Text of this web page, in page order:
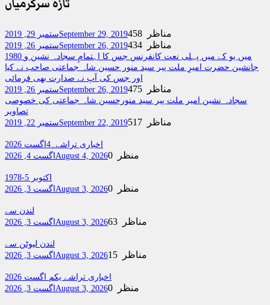
تازہ سرگرمیاں
ستمبر 29, 2019September 29, 2019 458 مناظر
ستمبر 26, 2019September 26, 2019 434 مناظر
1980 میں یو کے میں پہلی نعت کانفرنس جس کا اہتمامِ سجادہ نشین و
جانشین حضرت امیرِ ملت پیر سید منور حسین شاہ جماعتی صاحب نے کیا
اور جس کی آپ نے صدارت بھی فرمائی
ستمبر 26, 2019September 26, 2019 475 مناظر
سجادہ نشین امیر ملت پیر سید منورحسین شاہ جماعتی کی خصوصی
تصاویر
ستمبر 22, 2019September 22, 2019 517 مناظر
اخباری تراشے۔4اگست 2026
اگست 4, 2026 August 4, 2026 0 منظر
اکتوبر 5-1978
اگست 3, 2026 August 3, 2026 0 منظر
لندن سے
اگست 3, 2026 August 3, 2026 63 مناظر
لندن لیوٹن سے
اگست 3, 2026 August 3, 2026 15 مناظر
اخباری تراشے یکم اگست 2026
اگست 3, 2026 August 3, 2026 0 منظر